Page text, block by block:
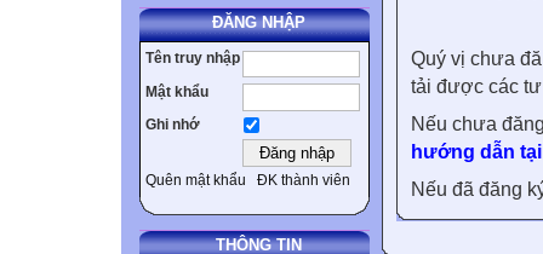
ĐĂNG NHẬP
Tên truy nhập
Mật khẩu
Ghi nhớ
Quên mật khẩu ĐK thành viên
THÔNG TIN
Quý vị chưa
tải được các
Nếu chưa
hướng dẫn
Nếu đã đăng